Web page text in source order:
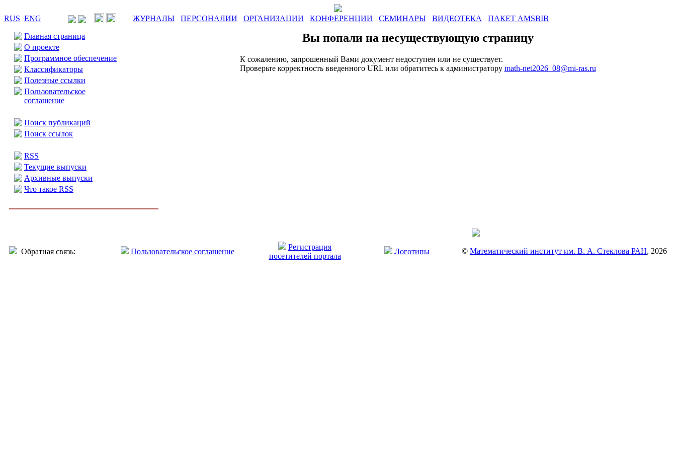
RUS ENG ЖУРНАЛЫ ПЕРСОНАЛИИ ОРГАНИЗАЦИИ КОНФЕРЕНЦИИ СЕМИНАРЫ ВИДЕОТЕКА ПАКЕТ AMSBIB
Главная страница
О проекте
Программное обеспечение
Классификаторы
Полезные ссылки
Пользовательское
соглашение
Поиск публикаций
Поиск ссылок
RSS
Текущие выпуски
Архивные выпуски
Что такое RSS
Вы попали на несуществующую страницу
К сожалению, запрошенный Вами документ недоступен или не существует.
Проверьте корректность введенного URL или обратитесь к администратору math-net2026_08@mi-ras.ru
Обратная связь: Пользовательское соглашение
Регистрация
посетителей портала
Логотипы © Математический институт им. В. А. Стеклова РАН, 2026